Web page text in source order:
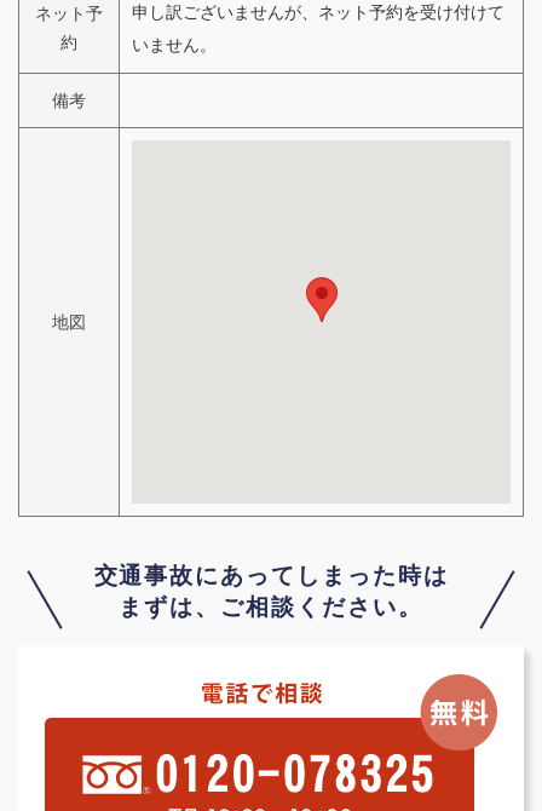
ネット予
約
申し訳ございませんが、ネット予約を受け付けて
いません。
備考
地図
交通事故にあってしまった時は
まずは、ご相談ください。